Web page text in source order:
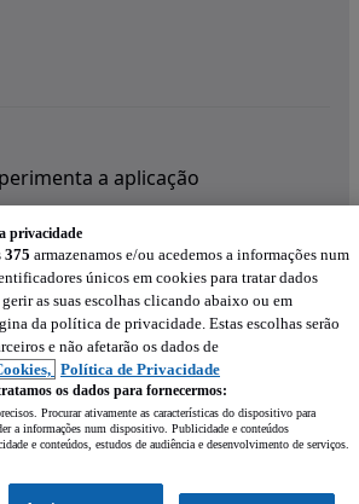
a aplicação
privacidade
375 armazenamos e/ou acedemos a informações num
únicos em cookies para tratar dados
as suas escolhas clicando abaixo ou em
da política de privacidade. Estas escolhas serão
e não afetarão os dados de
Política de Privacidade
os dados para fornecermos:
Procurar ativamente as características do dispositivo para
a informações num dispositivo. Publicidade e conteúdos
e conteúdos, estudos de audiência e desenvolvimento de serviços.